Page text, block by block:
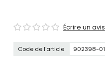
Écrire un avis
Code de l'article 902398-01